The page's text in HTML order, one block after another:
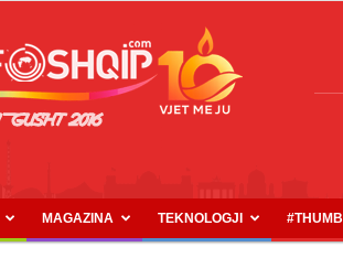
INFOSHQIP.COM
MAGAZINA TEKNOLOGJI #THUMB